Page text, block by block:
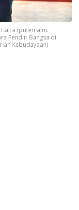
(puteri alm.
Pendiri Bangsa di
Kebudayaan)